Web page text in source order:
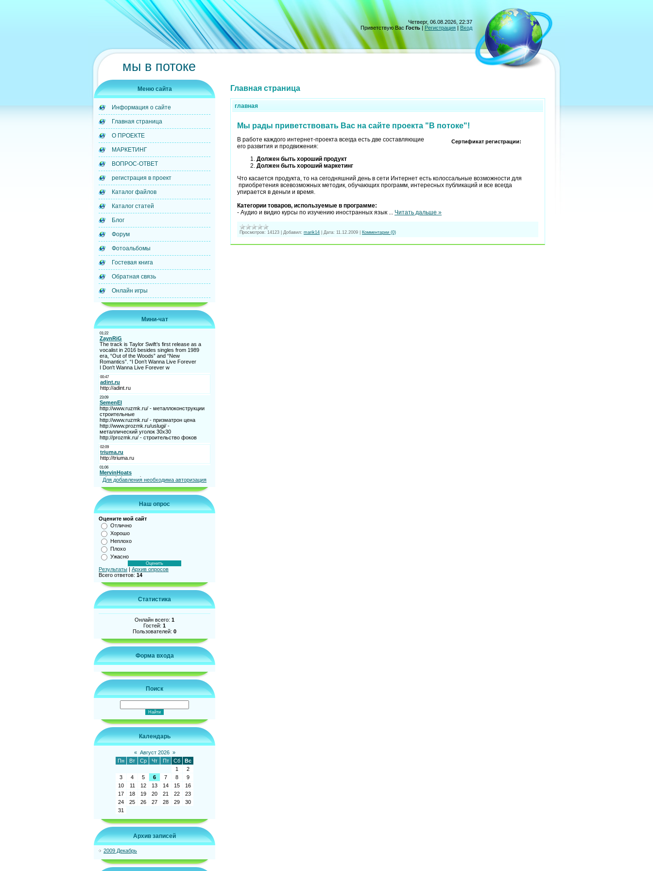
Четверг, 06.08.2026, 22:37
Приветствую Вас Гость | Регистрация | Вход
мы в потоке
Меню сайта
Информация о сайте
Главная страница
О ПРОЕКТЕ
МАРКЕТИНГ
ВОПРОС-ОТВЕТ
регистрация в проект
Каталог файлов
Каталог статей
Блог
Форум
Фотоальбомы
Гостевая книга
Обратная связь
Онлайн игры
Мини-чат
Для добавления необходима авторизация
Наш опрос
Оцените мой сайт
Отлично
Хорошо
Неплохо
Плохо
Ужасно
Результаты | Архив опросов
Всего ответов: 14
Статистика
Онлайн всего: 1
Гостей: 1
Пользователей: 0
Форма входа
Поиск
Календарь
« Август 2026 »
Пн
Вт Ср Чт Пт Сб
Вс
1
2
3
4 5 6 7 8
9
10
11 12 13 14 15
16
17
18 19 20 21 22
23
24
25 26 27 28 29
30
31
Архив записей
2009 Декабрь
Главная страница
главная
Мы рады приветствовать Вас на сайте проекта "В потоке"!
Сертификат регистрации:
В работе каждого интернет-проекта всегда есть две составляющие
его развития и продвижения:
Должен быть хороший продукт
Должен быть хороший маркетинг
Что касается продукта, то на сегодняшний день в сети Интернет есть колоссальные возможности для
приобретения всевозможных методик, обучающих программ, интересных публикаций и все всегда
упирается в деньги и время.
Категории товаров, используемые в программе:
- Аудио и видио курсы по изучению иностранных язык ... Читать дальше »
Просмотров: 14123 Добавил: marik14 Дата: 11.12.2009 Комментарии (0)